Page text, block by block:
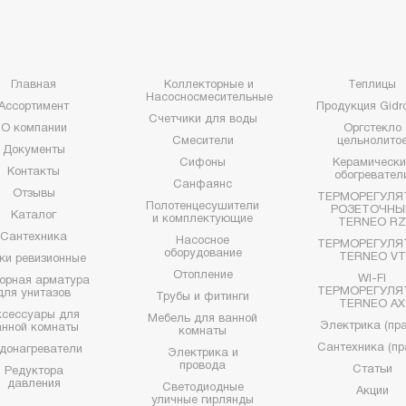
Главная
О компании
Документы
Контакты
Отзывы
Каталог
Сантехника
ревизионные
арматура
унитазов
для
комнаты
Редуктора
давления
Коллекторные и
Насосносмесительные
Счетчики для воды
Смесители
Сифоны
Санфаянс
Полотенцесушители
и комплектующие
Насосное
оборудование
Отопление
Трубы и фитинги
Мебель для ванной
комнаты
Электрика и
провода
Светодиодные
уличные гирлянды
Теплицы
Продукция
Оргстекло
TERNEO RZ
TERNEO VT
WI-FI
TERNEO AX
Электрика
Сантехника
Статьи
Акции